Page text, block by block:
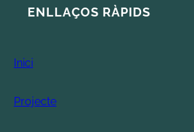
ENLLAÇOS RÀPIDS
Inici
Projecte